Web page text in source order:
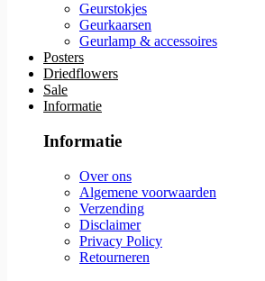
Geurstokjes
Geurkaarsen
Geurlamp & accessoires
Posters
Driedflowers
Sale
Informatie
Informatie
Over ons
Algemene voorwaarden
Verzending
Disclaimer
Privacy Policy
Retourneren